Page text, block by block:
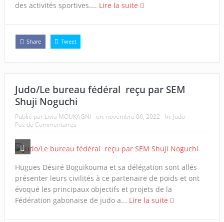
des activités sportives.... Lire la suite
Share Tweet
Judo/Le bureau fédéral reçu par SEM
Shuji Noguchi
Publié par Livia MOUKAGNI on: novembre 06, 2022 In: Judo
Pas de Commentaires
Hugues Désiré Boguikouma et sa délégation sont allés
présenter leurs civilités à ce partenaire de poids et ont
évoqué les principaux objectifs et projets de la
Fédération gabonaise de judo a... Lire la suite